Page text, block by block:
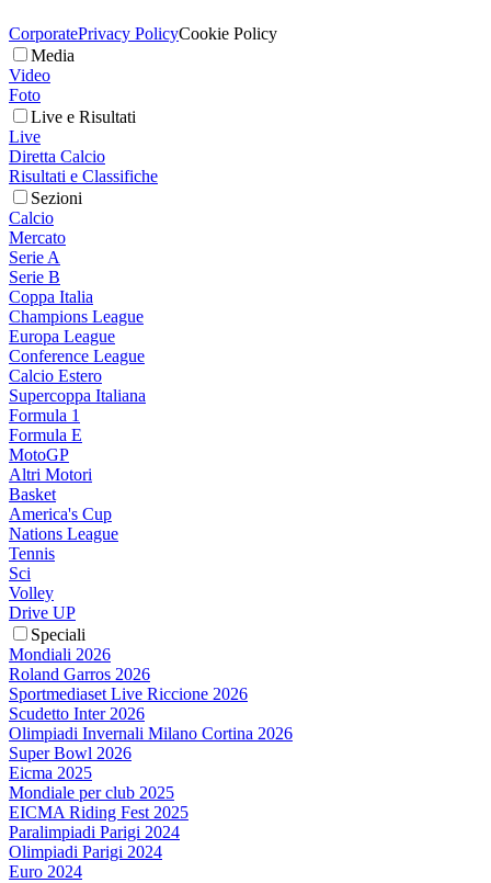
CorporatePrivacy PolicyCookie Policy
Media
Video
Foto
Live e Risultati
Live
Diretta Calcio
Risultati e Classifiche
Sezioni
Calcio
Mercato
Serie A
Serie B
Coppa Italia
Champions League
Europa League
Conference League
Calcio Estero
Supercoppa Italiana
Formula 1
Formula E
MotoGP
Altri Motori
Basket
America's Cup
Nations League
Tennis
Sci
Volley
Drive UP
Speciali
Mondiali 2026
Roland Garros 2026
Sportmediaset Live Riccione 2026
Scudetto Inter 2026
Olimpiadi Invernali Milano Cortina 2026
Super Bowl 2026
Eicma 2025
Mondiale per club 2025
EICMA Riding Fest 2025
Paralimpiadi Parigi 2024
Olimpiadi Parigi 2024
Euro 2024